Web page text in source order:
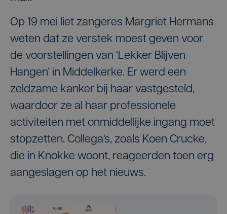
Op 19 mei liet zangeres Margriet Hermans
weten dat ze verstek moest geven voor
de voorstellingen van ‘Lekker Blijven
Hangen’ in Middelkerke. Er werd een
zeldzame kanker bij haar vastgesteld,
waardoor ze al haar professionele
activiteiten met onmiddellijke ingang moet
stopzetten. Collega's, zoals Koen Crucke,
die in Knokke woont, reageerden toen erg
aangeslagen op het nieuws.